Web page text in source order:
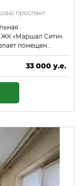
проспект
ЖК «Маршал Сити».
помещен…
33 000 у.е.
1 419 000 ₴